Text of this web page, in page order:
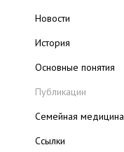
Новости
История
Основные понятия
Публикации
Семейная медицина
Cсылки